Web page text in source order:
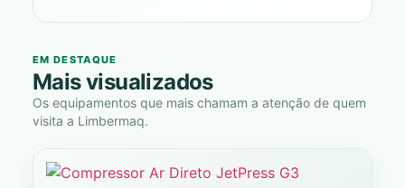
EM DESTAQUE
Mais visualizados
Os equipamentos que mais chamam a atenção de quem
visita a Limbermaq.